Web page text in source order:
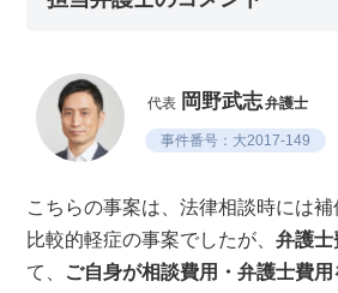
代表 岡野武志弁護士
事件番号：大2017-149
こちらの事案は、法律相談時には補
比較的軽症の事案でしたが、弁護士
て、 ご自身が相談費用・弁護士費